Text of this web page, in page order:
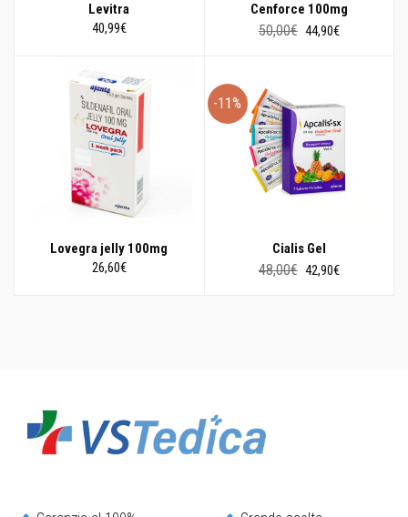
Levitra
40,99€
Cenforce 100mg
50,00€ Il
prezzo
44,90€Il
prezzo
Lovegra jelly 100mg
26,60€
-11%
Cialis Gel
48,00€ Il
prezzo
42,90€Il
prezzo